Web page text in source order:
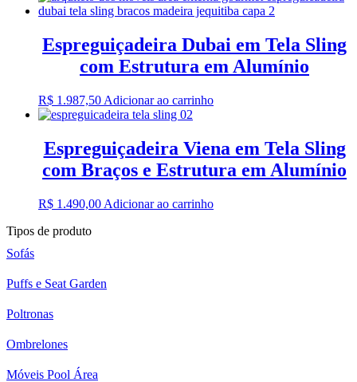
Espreguiçadeira Dubai em Tela Sling
com Estrutura em Alumínio
R$ 1.987,50 Adicionar ao carrinho
Espreguiçadeira Viena em Tela Sling
com Braços e Estrutura em Alumínio
R$ 1.490,00 Adicionar ao carrinho
Tipos de produto
Sofás
Puffs e Seat Garden
Poltronas
Ombrelones
Móveis Pool Área